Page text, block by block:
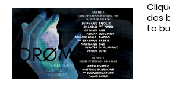
des
to